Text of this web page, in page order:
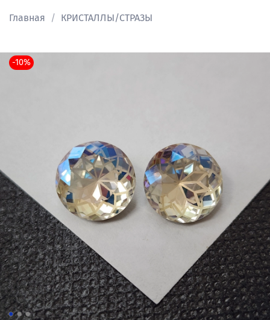
Главная КРИСТАЛЛЫ/СТРАЗЫ
-10%